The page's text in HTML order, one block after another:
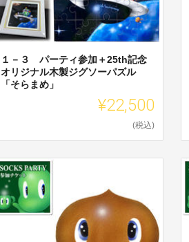
１－３ パーティ参加＋25th記念
オリジナル木製ジグソーパズル
「そらまめ」
¥22,500
(税込)